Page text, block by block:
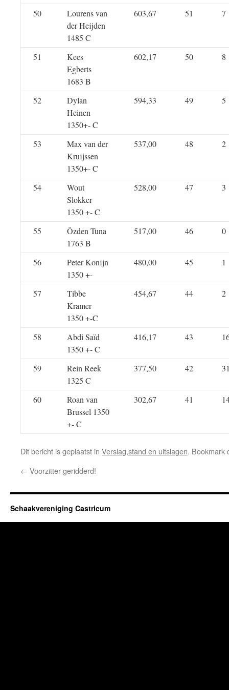
50
Lourens van
der Heijden
1485 C
603,67 51 7
51
Kees
Egberts
1683 B
602,17 50 8
52
Dylan
Heinen
1350+- C
594,33 49 5
53
Max van der
Kruijssen
1350+- C
537,00 48 2
54
Wout
Slokker
1350 +- C
528,00 47 3
55
Özden Tuna
1763 B
517,00 46 0
56
Peter Konijn
1350 +-
480,00 45 1
57
Tibbe
Kramer
1350 +-C
454,67 44 2
58
Abdi Saïd
1350 +- C
416,17 43
59
Rein Reek
1325 C
377,50 42
60
Roan van
Brussel 1350
+- C
302,67 41
Dit bericht is geplaatst in Verslag,stand en uitslagen. Bookmark
← Voorzitter geridderd!
Schaakvereniging Castricum